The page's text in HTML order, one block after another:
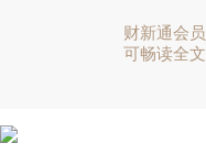
财新通会员
可畅读全文